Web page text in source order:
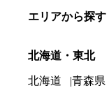
エリアから探す
北海道・東北
北海道 青森県